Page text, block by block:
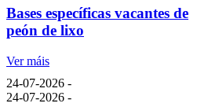
Bases específicas vacantes de
peón de lixo
Ver máis
24-07-2026 -
24-07-2026 -